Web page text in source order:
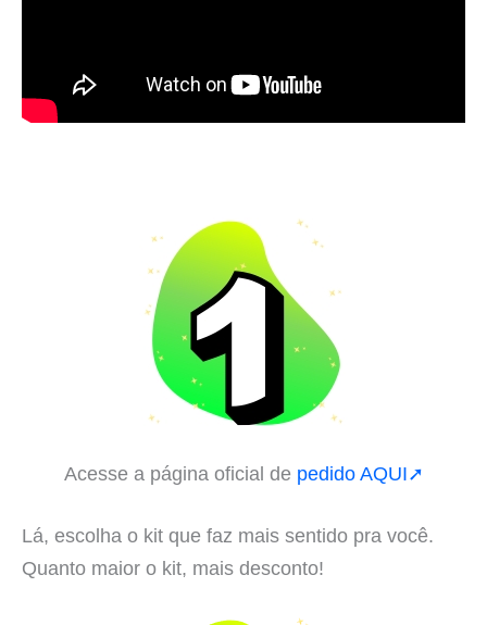
Acesse a página oficial de pedido AQUI➚
Lá, escolha o kit que faz mais sentido pra você.
Quanto maior o kit, mais desconto!